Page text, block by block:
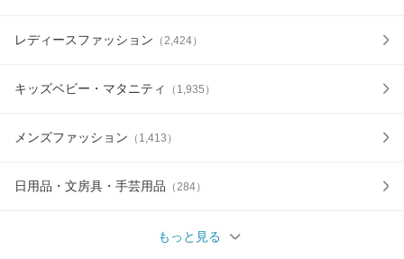
レディースファッション （ 2,424）
キッズベビー・マタニティ （ 1,935 ）
メンズファッション （ 1,413 ）
日用品・文房具・手芸用品 （ 284）
もっと見る